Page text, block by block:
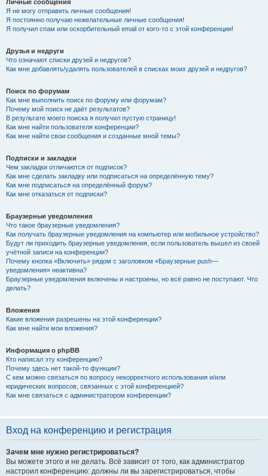
Личные сообщения
Я не могу отправить личные сообщения!
Я постоянно получаю нежелательные личные сообщения!
Я получил спам или оскорбительный email от кого-то с этой конференции!
Друзья и недруги
Что означают списки друзей и недругов?
Как мне добавлять/удалять пользователей в списках моих друзей и недругов?
Поиск по форумам
Как мне выполнить поиск по форуму или форумам?
Почему мой поиск не даёт результатов?
В результате моего поиска я получил пустую страницу!
Как мне найти пользователя конференции?
Как мне найти свои сообщения и созданные мной темы?
Подписки и закладки
Чем закладки отличаются от подписок?
Как мне сделать закладку или подписаться на определённую тему?
Как мне подписаться на определённый форум?
Как мне отказаться от подписки?
Браузерные уведомления
Что такое браузерные уведомления?
Как получать браузерные уведомления на компьютер или мобильное устройство?
Будут ли приходить браузерные уведомления, если пользователь вышел из своей
учётной записи на конференции?
Почему кнопка «Включить» рядом с заголовком «Браузерные push—
уведомления» неактивна?
Браузерные уведомления включены и настроены, но всё равно не поступают. Что
делать?
Вложения
Какие вложения разрешены на этой конференции?
Как мне найти мои вложения?
Информация о phpBB
Кто написал эту конференцию?
Почему здесь нет такой-то функции?
С кем можно связаться по вопросу некорректного использования и/или
юридических вопросов, связанных с этой конференцией?
Как мне связаться с администратором конференции?
Вход на конференцию и регистрация
Зачем мне нужно регистрироваться?
Вы можете этого и не делать. Всё зависит от того, как администратор
настроил конференцию: должны ли вы зарегистрироваться, чтобы